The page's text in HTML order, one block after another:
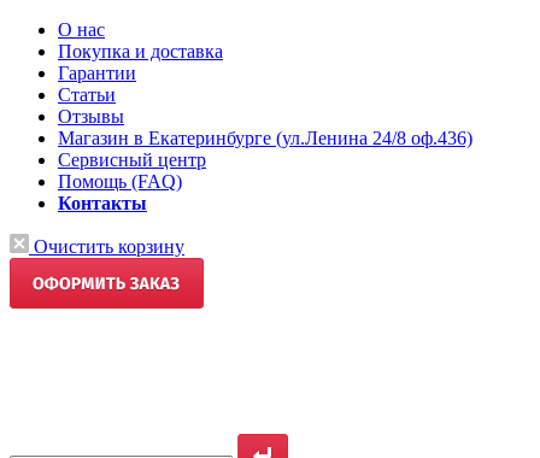
О нас
Покупка и доставка
Гарантии
Статьи
Отзывы
Магазин в Екатеринбурге (ул.Ленина 24/8 оф.436)
Сервисный центр
Помощь (FAQ)
Контакты
Очистить корзину